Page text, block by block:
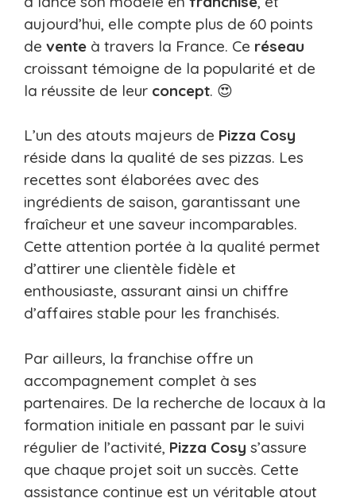
aujourd’hui, elle compte plus de 60 points
de vente à travers la France. Ce réseau
croissant témoigne de la popularité et de
la réussite de leur concept. 😍
L’un des atouts majeurs de Pizza Cosy
réside dans la qualité de ses pizzas. Les
recettes sont élaborées avec des
ingrédients de saison, garantissant une
fraîcheur et une saveur incomparables.
Cette attention portée à la qualité permet
d’attirer une clientèle fidèle et
enthousiaste, assurant ainsi un chiffre
d’affaires stable pour les franchisés.
Par ailleurs, la franchise offre un
accompagnement complet à ses
partenaires. De la recherche de locaux à la
formation initiale en passant par le suivi
régulier de l’activité, Pizza Cosy s’assure
que chaque projet soit un succès. Cette
assistance continue est un véritable atout